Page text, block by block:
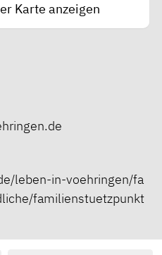
Karte anzeigen
leben-in-voehringen/fa
familienstuetzpunkt